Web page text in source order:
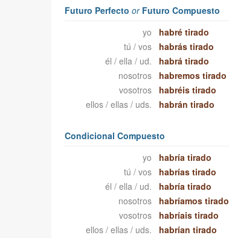
Futuro Perfecto orFuturo Compuesto
yo
habré tirado
tú / vos
habrás tirado
él / ella / ud.
habrá tirado
nosotros
habremos tirado
vosotros
habréis tirado
ellos / ellas / uds.
habrán tirado
Condicional Compuesto
yo
habría tirado
tú / vos
habrías tirado
él / ella / ud.
habría tirado
nosotros
habríamos tirado
vosotros
habríais tirado
ellos / ellas / uds.
habrían tirado